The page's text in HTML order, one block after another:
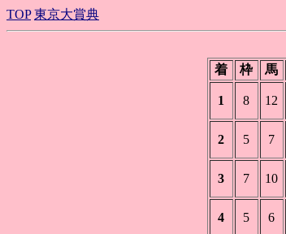
TOP 東京大賞典
着
枠 馬
1 8 12
2 5 7
3 7 10
4 5 6